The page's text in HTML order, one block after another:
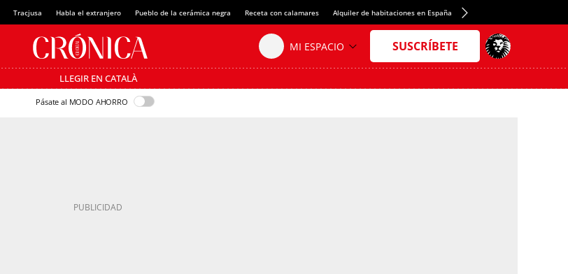
Tracjusa Habla el extranjero Pueblo de la cerámica negra Receta con calamares Alquiler de habitaciones en España Crédito del Spotify Camp Nou
LLEGIR EN CATALÀ
Pásate al MODO AHORRO